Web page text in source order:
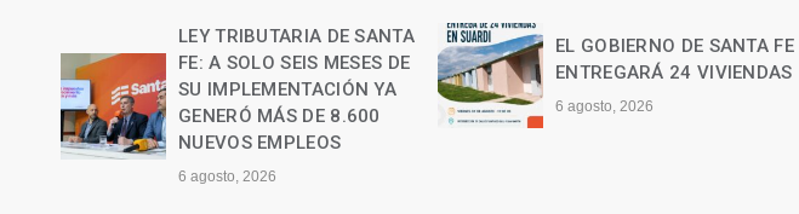
EL GOBIERNO DE SANTA FE
ENTREGARÁ 24 VIVIENDAS
6 agosto, 2026
LA MUNICIPALIDAD DE
SUARDI PARTICIPÓ DE UNA
REGIONAL POR EL